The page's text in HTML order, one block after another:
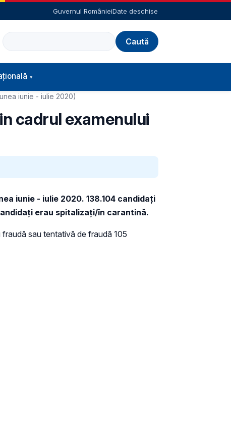
Guvernul RomânieiDate deschise
Caută
iunie - iulie 2020)
cadrul examenului
iunie - iulie 2020. 138.104 candidați
erau spitalizați/în carantină.
sau tentativă de fraudă 105